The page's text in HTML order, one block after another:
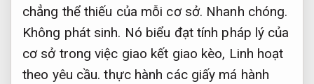
chẳng thể thiếu của mỗi cơ sở. Nhanh chóng.
Không phát sinh. Nó biểu đạt tính pháp lý của
cơ sở trong việc giao kết giao kèo, Linh hoạt
theo yêu cầu. thực hành các giấy má hành